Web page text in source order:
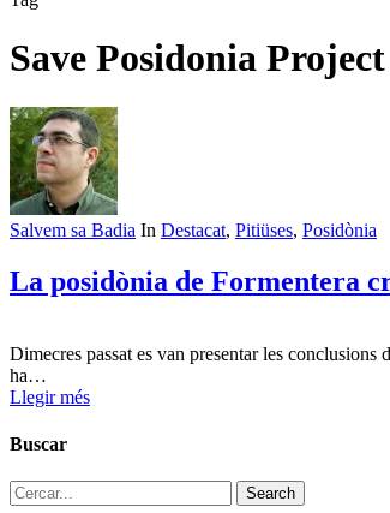
Save Posidonia Project
Salvem sa Badia In Destacat, Pitiüses, Posidònia
La posidònia de Formentera
Dimecres passat es van presentar les
ha…
Llegir més
Buscar
Search